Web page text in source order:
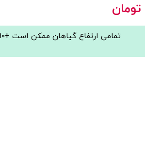
تومان
تمامی ارتفاع گیاهان ممکن است +۱۰ یا -۱۰ سانتی متر اختلاف داشته باشند